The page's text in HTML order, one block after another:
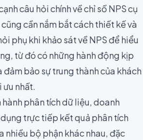
câu hỏi chính về chỉ số NPS cụ
cần nắm bắtcách thiết kế và
phụ khi khảo sát về NPS để hiểu
từ đó có những hành động kịp
đảm bảo sự trung thành của khách
nhất.
phân tích dữ liệu, doanh
trực tiếp kết quả phân tích
nhiều bộ phận khác nhau, đặc